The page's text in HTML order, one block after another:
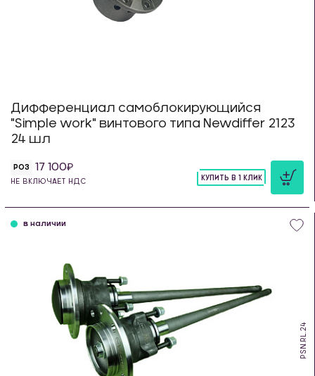
Дифференциал самоблокирующийся
"Simple work" винтового типа Newdiffer 2123
24 шл
РОЗ 17 100
НЕ ВКЛЮЧАЕТ НДС
КУПИТЬ В 1 КЛИК
PSN.RL.24
в наличии